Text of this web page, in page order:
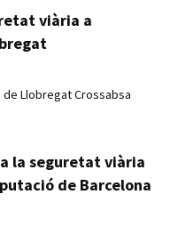
viària a
Llobregat Crossabsa
la seguretat viària
de Barcelona